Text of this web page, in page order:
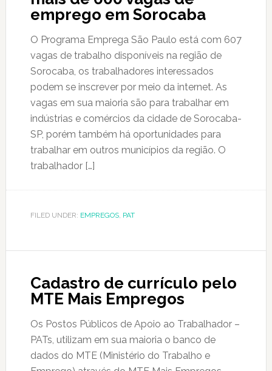
emprego em Sorocaba
O Programa Emprega São Paulo está com 607
vagas de trabalho disponíveis na região de
Sorocaba, os trabalhadores interessados
podem se inscrever por meio da internet. As
vagas em sua maioria são para trabalhar em
indústrias e comércios da cidade de Sorocaba-
SP, porém também há oportunidades para
trabalhar em outros municípios da região. O
trabalhador […]
FILED UNDER: EMPREGOS, PAT
Cadastro de currículo pelo
MTE Mais Empregos
Os Postos Públicos de Apoio ao Trabalhador –
PATs, utilizam em sua maioria o banco de
dados do MTE (Ministério do Trabalho e